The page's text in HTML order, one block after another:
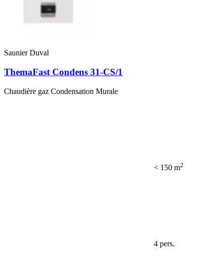
Saunier Duval
ThemaFast Condens 31-CS/1
Chaudière gaz Condensation Murale
< 150 m2
4 pers.